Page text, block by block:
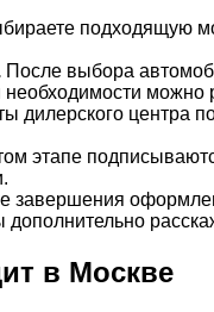
подходящую
После выбора
можно
дилерского центра
этапе
завершения
дополнительно
в Москве